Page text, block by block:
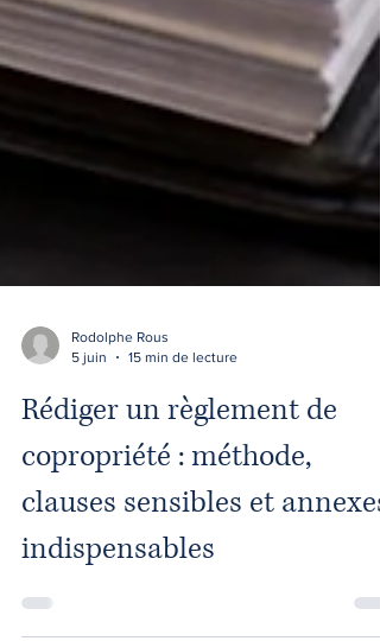
5 juin
15 min de lecture
Rédiger un règlement de
copropriété : méthode,
clauses sensibles et annexes
indispensables